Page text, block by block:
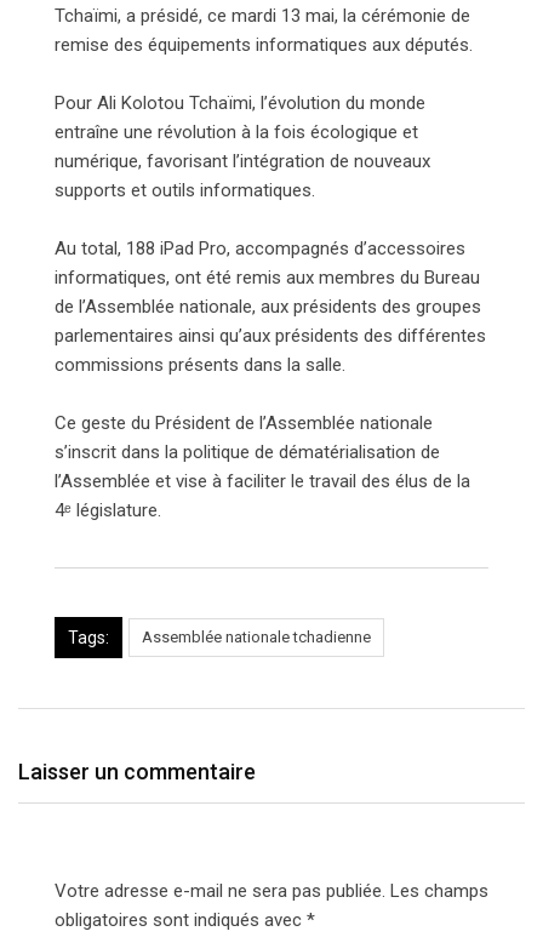
Tchaïmi, a présidé, ce mardi 13 mai, la cérémonie de
remise des équipements informatiques aux députés.
Pour Ali Kolotou Tchaïmi, l’évolution du monde
entraîne une révolution à la fois écologique et
numérique, favorisant l’intégration de nouveaux
supports et outils informatiques.
Au total, 188 iPad Pro, accompagnés d’accessoires
informatiques, ont été remis aux membres du Bureau
de l’Assemblée nationale, aux présidents des groupes
parlementaires ainsi qu’aux présidents des différentes
commissions présents dans la salle.
Ce geste du Président de l’Assemblée nationale
s’inscrit dans la politique de dématérialisation de
l’Assemblée et vise à faciliter le travail des élus de la
4ᵉ législature.
Tags: Assemblée nationale tchadienne
Laisser un commentaire
Votre adresse e-mail ne sera pas publiée. Les champs
obligatoires sont indiqués avec *